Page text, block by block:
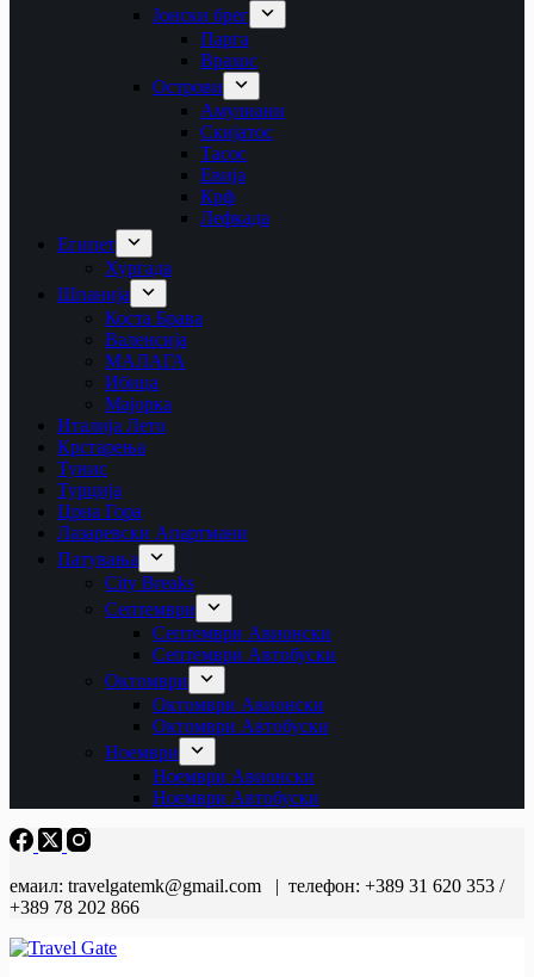
Јонски брег
Парга
Врахос
Острови
Амулиани
Скијатос
Тасос
Евија
Крф
Лефкада
Египет
Хургада
Шпанија
Коста Брава
Валенсија
МАЛАГА
Ибица
Мајорка
Италија Лето
Крстарења
Тунис
Турција
Црна Гора
Лазаревски Апартмани
Патувања
City Breaks
Септември
Септември Авионски
Септември Автобуски
Октомври
Октомври Авионски
Октомври Автобуски
Ноември
Ноември Авионски
Ноември Автобуски
емаил: travelgatemk@gmail.com | телефон: +389 31 620 353 /
+389 78 202 866